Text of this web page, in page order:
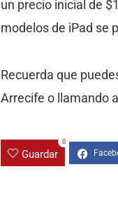
un precio inicial de
modelos de iPad se
Recuerda que
Arrecife o llamando
Guardar
0